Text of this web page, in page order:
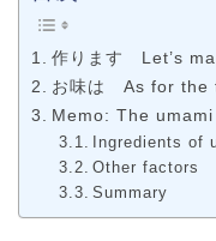
作ります Let’s
お味は As for the
Memo: The
Ingredients of
Other factors
Summary